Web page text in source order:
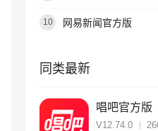
10 网易新闻官方版
同类最新
唱吧官方版
V12.74.0